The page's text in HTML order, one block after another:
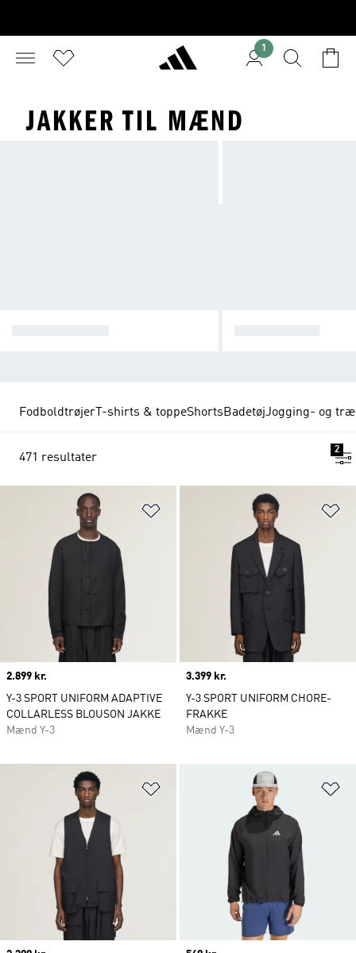
1
JAKKER TIL MÆND
FodboldtrøjerT-shirts & toppeShortsBadetøjJogging- og
471 resultater
2
Føj til ønskeliste
Price
2.899 kr.
Y-3 SPORT UNIFORM ADAPTIVE
COLLARLESS BLOUSON JAKKE
Mænd Y-3
Price
3.399 kr.
Y-3 SPORT UNIFORM CHORE-
FRAKKE
Mænd Y-3
Føj til ønskeliste